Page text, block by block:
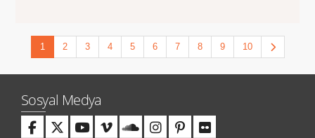
1 2 3 4 5 6 7 8 9 10
Sosyal Medya